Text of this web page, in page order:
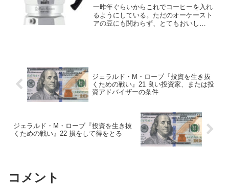
一昨年ぐらいからこれでコーヒーを入れ
るようにしている。ただのオーケースト
アの豆にも関わらず、とてもおいし
ジェラルド・M・ローブ『投資を生き抜
くための戦い』21 良い投資家、または投
資アドバイザーの条件
ジェラルド・M・ローブ『投資を生き抜
くための戦い』22 損をして得をとる
コメント